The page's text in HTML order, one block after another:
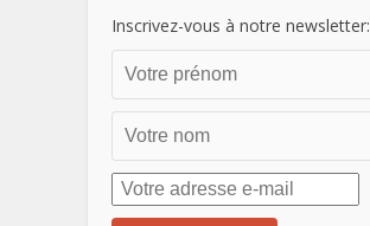
Inscrivez-vous à notre newsletter: